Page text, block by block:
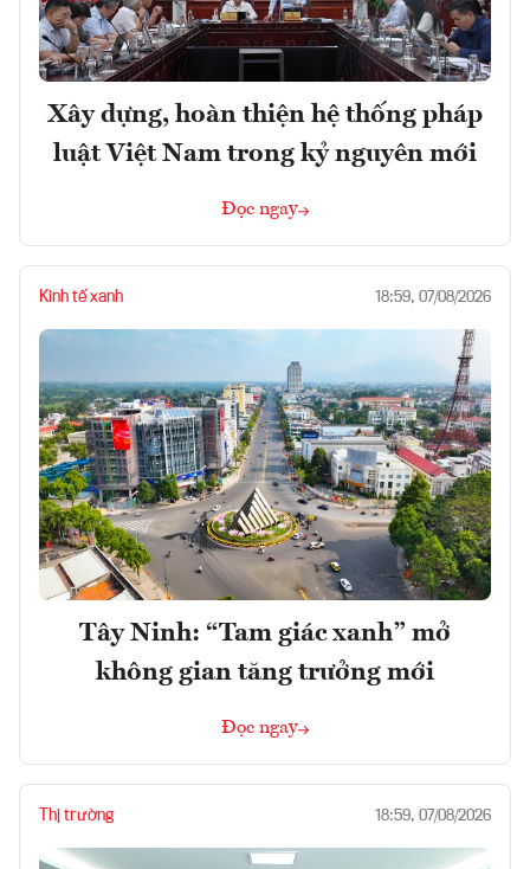
Xây dựng, hoàn thiện hệ thống pháp
luật Việt Nam trong kỷ nguyên mới
Đọc ngay
Kinh tế xanh 18:59, 07/08/2026
Tây Ninh: “Tam giác xanh” mở
không gian tăng trưởng mới
Đọc ngay
Thị trường 18:59, 07/08/2026